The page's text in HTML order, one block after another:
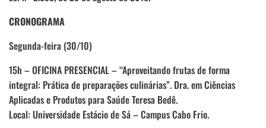
CRONOGRAMA
Segunda-feira (30/10)
15h – OFICINA PRESENCIAL – “Aproveitando frutas de forma
integral: Prática de preparações culinárias”. Dra. em Ciências
Aplicadas e Produtos para Saúde Teresa Bedê.
Local: Universidade Estácio de Sá – Campus Cabo Frio.